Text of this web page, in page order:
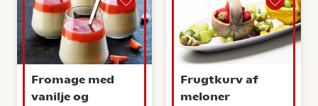
Fromage med
vanilje og
Frugtkurv af
meloner